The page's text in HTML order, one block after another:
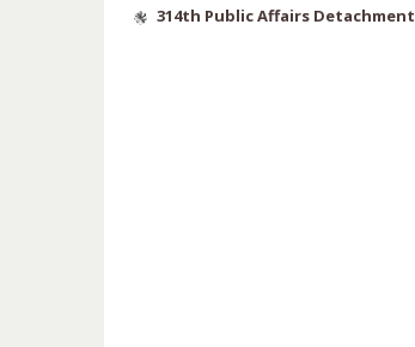
314th Public Affairs Detachment